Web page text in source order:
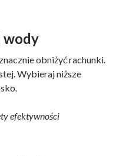
wody
obniżyć rachunki.
Wybieraj niższe
efektywności